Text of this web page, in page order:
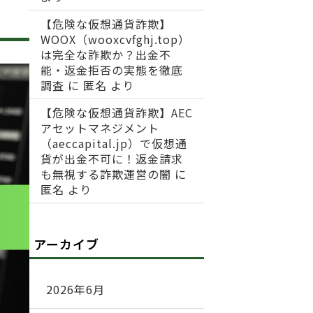
【危険な仮想通貨詐欺】
WOOX（wooxcvfghj.top）
は完全な詐欺か？出金不
能・返金拒否の実態を徹底
調査 に 匿名 より
【危険な仮想通貨詐欺】AEC
アセットマネジメント
（aeccapital.jp）で仮想通
貨が出金不可に！返金請求
も無視する詐欺運営の闇 に
匿名 より
アーカイブ
2026年6月